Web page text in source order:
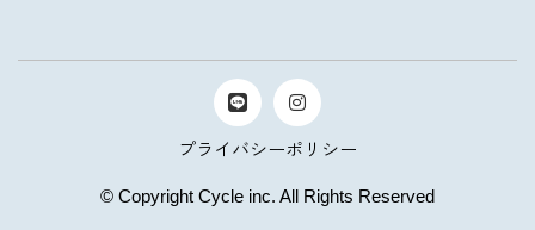
プライバシーポリシー
© Copyright Cycle inc. All Rights Reserved